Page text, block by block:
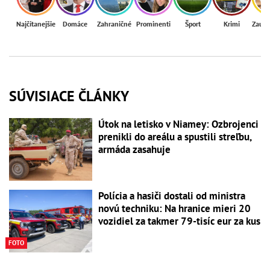
Najčítanejšie Domáce Zahraničné Prominenti Šport Krimi
SÚVISIACE ČLÁNKY
Útok na letisko v Niamey: Ozbrojenci
prenikli do areálu a spustili streľbu,
armáda zasahuje
FOTO
Polícia a hasiči dostali od ministra
novú techniku: Na hranice mieri 20
vozidiel za takmer 79-tisíc eur za kus